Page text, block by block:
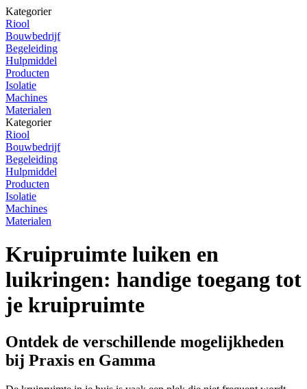
Kategorier
Riool
Bouwbedrijf
Begeleiding
Hulpmiddel
Producten
Isolatie
Machines
Materialen
Kategorier
Riool
Bouwbedrijf
Begeleiding
Hulpmiddel
Producten
Isolatie
Machines
Materialen
Kruipruimte luiken en
luikringen: handige toegang tot
je kruipruimte
Ontdek de verschillende mogelijkheden
bij Praxis en Gamma